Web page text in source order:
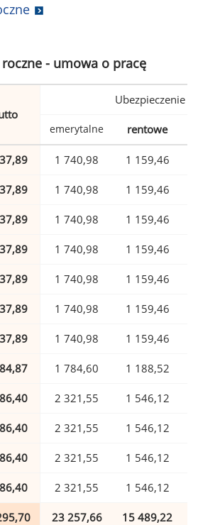
- umowa o pracę
Ubezpieczenie
emerytalne rentowe
1 740,98 1 159,46
1 740,98 1 159,46
1 740,98 1 159,46
1 740,98 1 159,46
1 740,98 1 159,46
1 740,98 1 159,46
1 740,98 1 159,46
1 784,60 1 188,52
2 321,55 1 546,12
2 321,55 1 546,12
2 321,55 1 546,12
2 321,55 1 546,12
23 257,66 15 489,22